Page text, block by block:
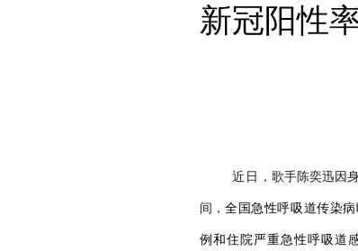
新冠阳性
近日，歌手陈奕迅因
间，全国急性呼吸道传染
例和住院严重急性呼吸道